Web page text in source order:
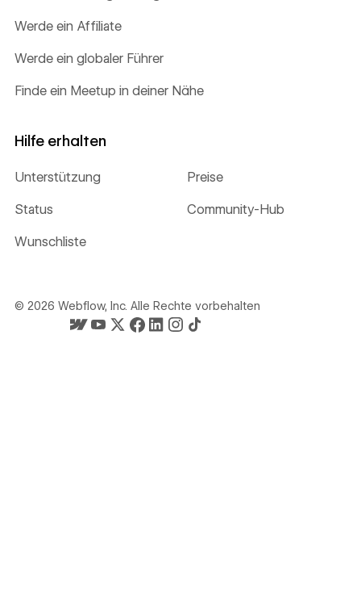
Werde ein Affiliate
Werde ein globaler Führer
Finde ein Meetup in deiner Nähe
Hilfe erhalten
Unterstützung Preise
Status Community-Hub
Wunschliste
© 2026 Webflow, Inc. Alle Rechte vorbehalten